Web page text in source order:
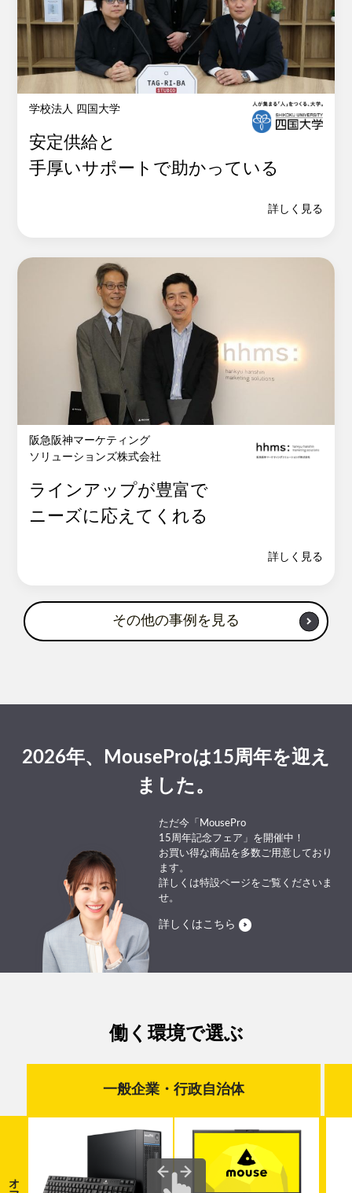
学校法人 四国大学
安定供給と
手厚いサポートで助かっている
詳しく見る
阪急阪神マーケティング
ソリューションズ株式会社
ラインアップが豊富で
ニーズに応えてくれる
詳しく見る
その他の事例を見る
2026年、MouseProは15周年を迎え
ました。
ただ今「MousePro
15周年記念フェア」を開催中！
お買い得な商品を多数ご用意しており
ます。
詳しくは特設ページをご覧くださいま
せ。
詳しくはこちら
働く環境で選ぶ
一般企業・行政自治体